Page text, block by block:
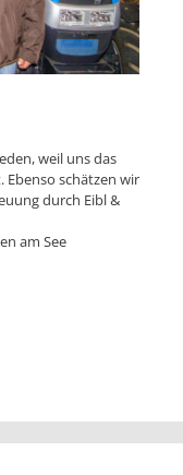
weil uns das
schätzen wir
durch Eibl &
am See